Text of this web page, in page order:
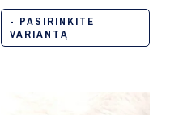
- PASIRINKITE
VARIANTĄ